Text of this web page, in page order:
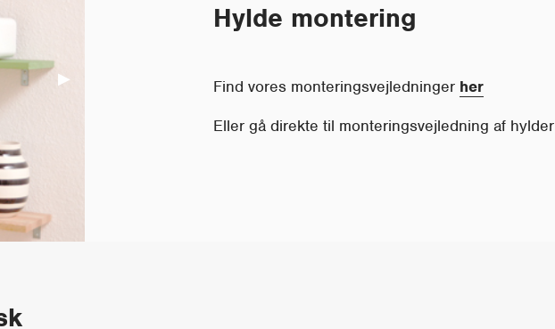
Next Slide
▶︎
Hylde montering
Find vores monteringsvejledninger her
Eller gå direkte til monteringsvejledning af hylder